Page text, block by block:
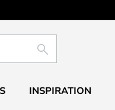
SÖK
INSPIRATION